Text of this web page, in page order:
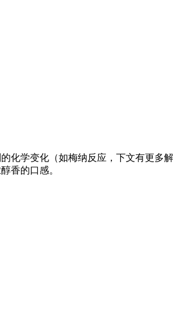
学变化（如梅纳反应，下文有更多
香的口感。